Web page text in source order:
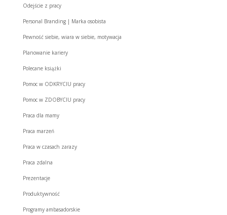
Odejście z pracy
Personal Branding | Marka osobista
Pewność siebie, wiara w siebie, motywacja
Planowanie kariery
Polecane książki
Pomoc w ODKRYCIU pracy
Pomoc w ZDOBYCIU pracy
Praca dla mamy
Praca marzeń
Praca w czasach zarazy
Praca zdalna
Prezentacje
Produktywność
Programy ambasadorskie